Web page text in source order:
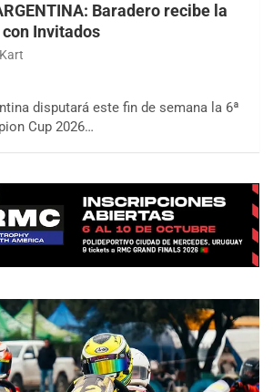
Baradero recibe la
Invitados
disputará este fin de semana la 6ª
Cup 2026…